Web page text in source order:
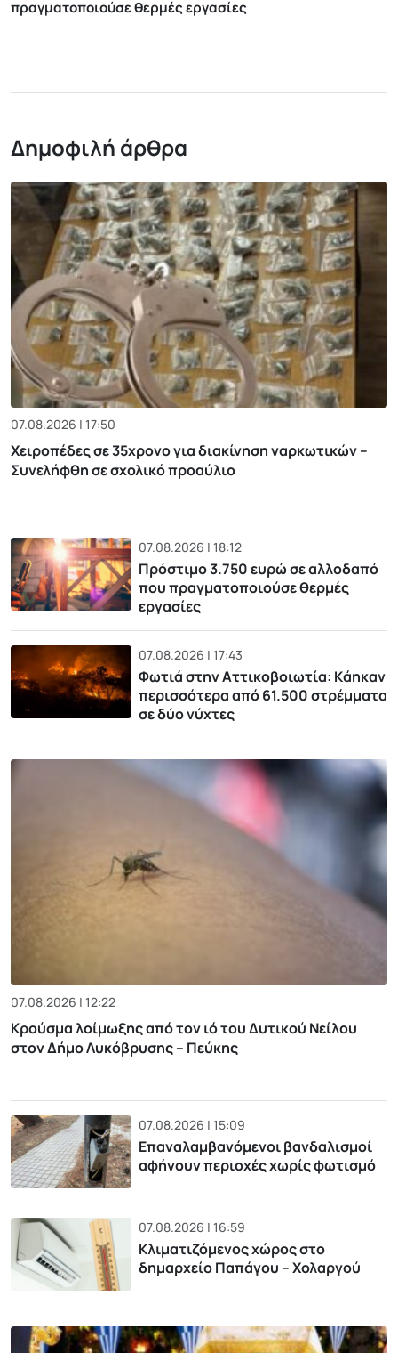
πραγματοποιούσε θερμές εργασίες
Δημοφιλή άρθρα
07.08.2026 | 17:50
Χειροπέδες σε 35χρονο για διακίνηση ναρκωτικών –
Συνελήφθη σε σχολικό προαύλιο
07.08.2026 | 18:12
Πρόστιμο 3.750 ευρώ σε αλλοδαπό
που πραγματοποιούσε θερμές
εργασίες
07.08.2026 | 17:43
Φωτιά στην Αττικοβοιωτία: Kάηκαν
περισσότερα από 61.500 στρέμματα
σε δύο νύχτες
07.08.2026 | 12:22
Κρούσμα λοίμωξης από τον ιό του Δυτικού Νείλου
στον Δήμο Λυκόβρυσης – Πεύκης
07.08.2026 | 15:09
Επαναλαμβανόμενοι βανδαλισμοί
αφήνουν περιοχές χωρίς φωτισμό
07.08.2026 | 16:59
Κλιματιζόμενος χώρος στο
δημαρχείο Παπάγου – Χολαργού